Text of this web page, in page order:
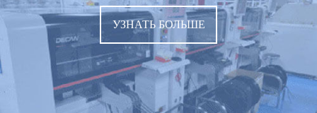
УЗНАТЬ БОЛЬШЕ